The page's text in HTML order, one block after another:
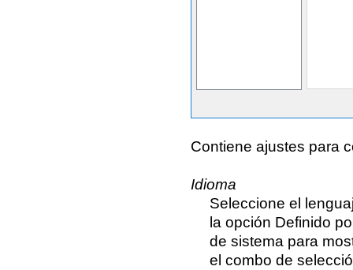
Contiene ajustes para
Idioma
Seleccione el
la opción Definido
de sistema para
el combo de